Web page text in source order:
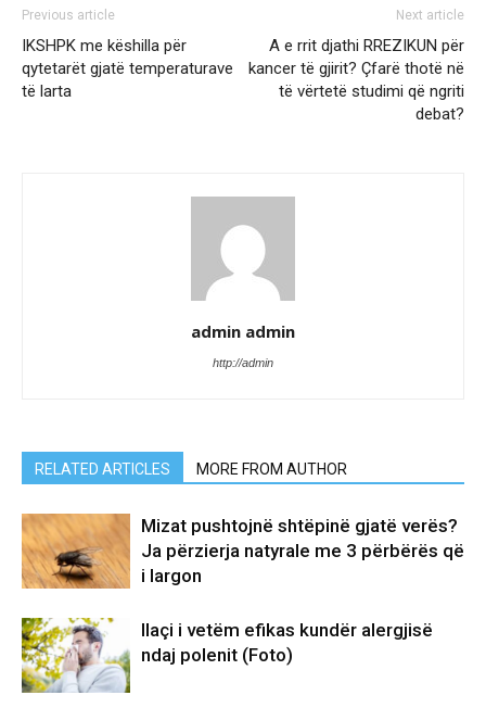
Previous article
IKSHPK me këshilla për
qytetarët gjatë temperaturave
të larta
Next article
A e rrit djathi RREZIKUN për
kancer të gjirit? Çfarë thotë në
të vërtetë studimi që ngriti
debat?
admin admin
http://admin
RELATED ARTICLES MORE FROM AUTHOR
Mizat pushtojnë shtëpinë gjatë verës?
Ja përzierja natyrale me 3 përbërës që
i largon
Ilaçi i vetëm efikas kundër alergjisë
ndaj polenit (Foto)